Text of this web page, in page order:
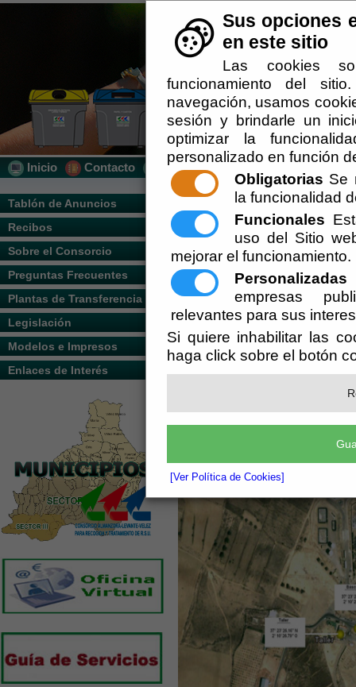
Sus opciones
en este sitio
Las cookies
funcionamiento del
navegación, usamos
sesión y brindarle un
optimizar la
personalizado en función
Obligatorias Se
la funcionalidad
Funcionales
uso del Sitio
mejorar el funcionamiento.
Personalizadas
empresas
relevantes para sus
Si quiere inhabilitar las
haga click sobre el botón
[Ver Política de Cookies]
Inicio Contacto Localización
Tablón de Anuncios
Recibos
Sobre el Consorcio
Preguntas Frecuentes
Plantas de Transferencia
Legislación
Modelos e Impresos
Enlaces de Interés
Usted se encuentra aquí:Inicio //
Escuchar